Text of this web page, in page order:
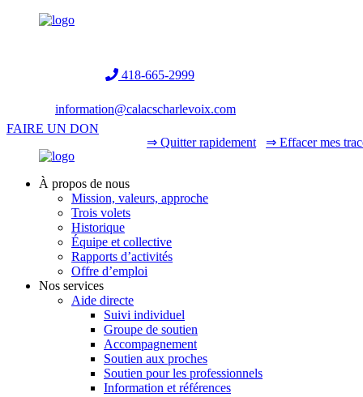
418-665-2999
information@calacscharlevoix.com
⇒ Quitter rapidement ⇒ Effacer mes
FAIRE UN DON
À propos de nous
Mission, valeurs, approche
Trois volets
Historique
Équipe et collective
Rapports d’activités
Offre d’emploi
Nos services
Aide directe
Suivi individuel
Groupe de soutien
Accompagnement
Soutien aux proches
Soutien pour les professionnels
Information et références